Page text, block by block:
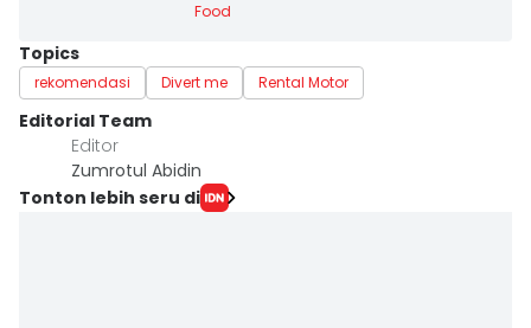
Food
Topics
rekomendasi Divert me Rental Motor
Editorial Team
Editor
Zumrotul Abidin
Tonton lebih seru di